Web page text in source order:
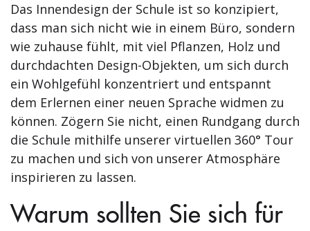
Das Innendesign der Schule ist so konzipiert,
dass man sich nicht wie in einem Büro, sondern
wie zuhause fühlt, mit viel Pflanzen, Holz und
durchdachten Design-Objekten, um sich durch
ein Wohlgefühl konzentriert und entspannt
dem Erlernen einer neuen Sprache widmen zu
können. Zögern Sie nicht, einen Rundgang durch
die Schule mithilfe unserer virtuellen 360° Tour
zu machen und sich von unserer Atmosphäre
inspirieren zu lassen.
Warum sollten Sie sich für